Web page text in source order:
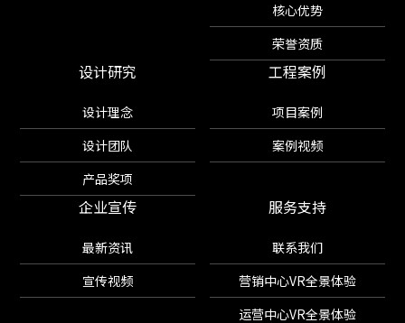
核心优势
荣誉资质
设计研究
设计理念
设计团队
产品奖项
工程案例
项目案例
案例视频
企业宣传
最新资讯
宣传视频
服务支持
联系我们
营销中心VR全景体验
运营中心VR全景体验